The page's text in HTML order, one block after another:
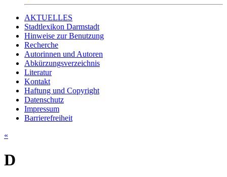
AKTUELLES
Stadtlexikon Darmstadt
Hinweise zur Benutzung
Recherche
Autorinnen und Autoren
Abkürzungsverzeichnis
Literatur
Kontakt
Haftung und Copyright
Datenschutz
Impressum
Barrierefreiheit
«
D